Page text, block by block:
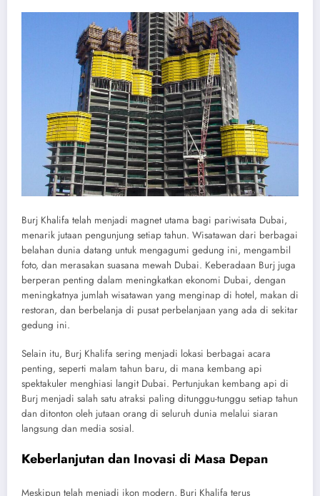
Burj Khalifa telah menjadi magnet utama bagi pariwisata Dubai,
menarik jutaan pengunjung setiap tahun. Wisatawan dari berbagai
belahan dunia datang untuk mengagumi gedung ini, mengambil
foto, dan merasakan suasana mewah Dubai. Keberadaan Burj juga
berperan penting dalam meningkatkan ekonomi Dubai, dengan
meningkatnya jumlah wisatawan yang menginap di hotel, makan di
restoran, dan berbelanja di pusat perbelanjaan yang ada di sekitar
gedung ini.
Selain itu, Burj Khalifa sering menjadi lokasi berbagai acara
penting, seperti malam tahun baru, di mana kembang api
spektakuler menghiasi langit Dubai. Pertunjukan kembang api di
Burj menjadi salah satu atraksi paling ditunggu-tunggu setiap tahun
dan ditonton oleh jutaan orang di seluruh dunia melalui siaran
langsung dan media sosial.
Keberlanjutan dan Inovasi di Masa Depan
Meskipun telah menjadi ikon modern, Burj Khalifa terus